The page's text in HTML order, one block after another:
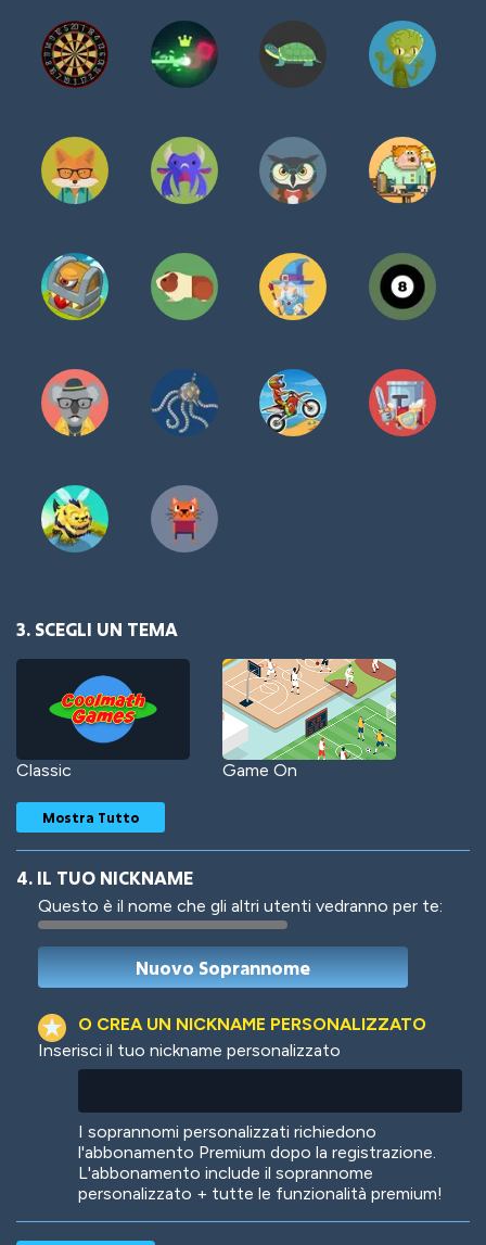
3. SCEGLI UN TEMA
Classic Game On
Woof Jungle Cats
Mostra Tutto
4. IL TUO NICKNAME
Questo è il nome che gli altri utenti vedranno per te:
O CREA UN NICKNAME PERSONALIZZATO
Inserisci il tuo nickname personalizzato
I soprannomi personalizzati richiedono
l'abbonamento Premium dopo la registrazione.
L'abbonamento include il soprannome
personalizzato + tutte le funzionalità premium!